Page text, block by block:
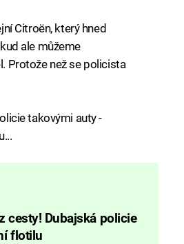
Citroën, který hned
ale můžeme
Protože než se policista
takovými auty -
cesty! Dubajská policie
flotilu